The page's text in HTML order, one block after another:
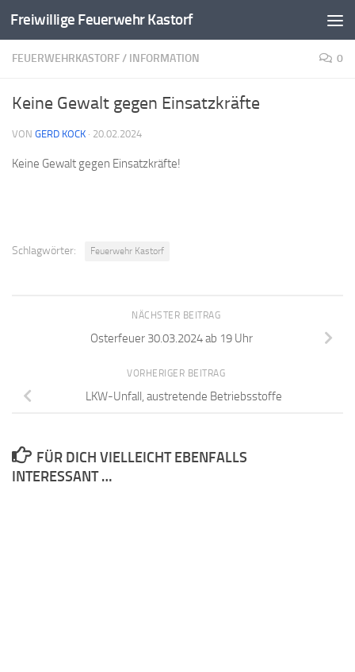
Zum Inhalt springen
Freiwillige Feuerwehr Kastorf
FEUERWEHRKASTORF/ INFORMATION 0
Keine Gewalt gegen Einsatzkräfte
VON GERD KOCK · 20.02.2024
Keine Gewalt gegen Einsatzkräfte!
Schlagwörter: Feuerwehr Kastorf
NÄCHSTER BEITRAG
Osterfeuer 30.03.2024 ab 19 Uhr
VORHERIGER BEITRAG
LKW-Unfall, austretende Betriebsstoffe
FÜR DICH VIELLEICHT EBENFALLS
INTERESSANT …